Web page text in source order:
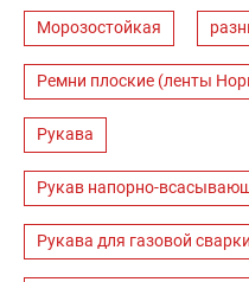
Морозостойкая
Ремни плоские (ленты
Рукава
Рукав напорно-
Рукава для газовой